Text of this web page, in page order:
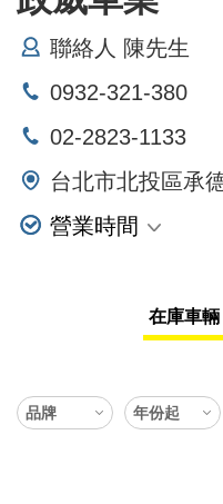
聯絡人 陳先生
0932-321-380
02-2823-1133
台北市北投區承
營業時間
星期二
星期四
星期五
在庫車輛